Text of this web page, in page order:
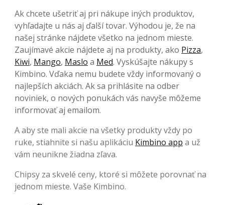
Ak chcete ušetriť aj pri nákupe iných produktov,
vyhľadajte u nás aj ďalší tovar. Výhodou je, že na
našej stránke nájdete všetko na jednom mieste.
Zaujímavé akcie nájdete aj na produkty, ako Pizza,
Kiwi, Mango, Maslo a Med. Vyskúšajte nákupy s
Kimbino. Vďaka nemu budete vždy informovaný o
najlepších akciách. Ak sa prihlásite na odber
noviniek, o nových ponukách vás navyše môžeme
informovať aj emailom.
A aby ste mali akcie na všetky produkty vždy po
ruke, stiahnite si našu aplikáciu Kimbino app a už
vám neunikne žiadna zľava.
Chipsy za skvelé ceny, ktoré si môžete porovnať na
jednom mieste. Vaše Kimbino.